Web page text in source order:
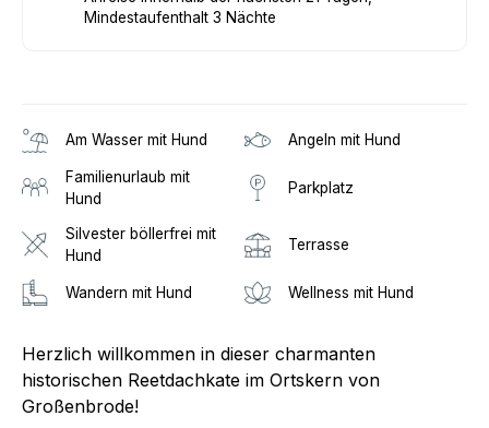
Mindestaufenthalt 3 Nächte
Am Wasser mit Hund Angeln mit Hund
Familienurlaub mit
Hund
Parkplatz
Silvester böllerfrei mit
Hund
Terrasse
Wandern mit Hund Wellness mit Hund
Herzlich willkommen in dieser charmanten
historischen Reetdachkate im Ortskern von
Großenbrode!